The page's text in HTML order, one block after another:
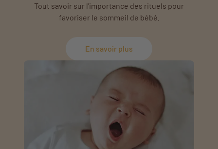
Tout savoir sur l'importance des rituels pour
favoriser le sommeil de bébé.
En savoir plus